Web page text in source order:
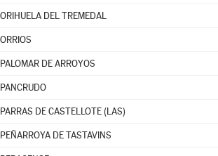
ORIHUELA DEL TREMEDAL
ORRIOS
PALOMAR DE ARROYOS
PANCRUDO
PARRAS DE CASTELLOTE (LAS)
PEÑARROYA DE TASTAVINS